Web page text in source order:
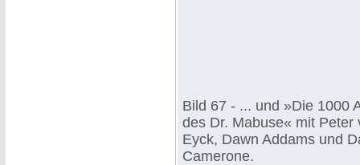
Bild 67 - ... und »Die 1000
des Dr. Mabuse« mit Peter
Eyck, Dawn Addams und
Camerone.